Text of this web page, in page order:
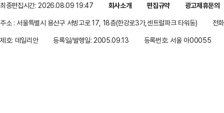
최종편집시간: 2026.08.09 19:47 회사소개 편집규약
광고제휴문의
주소 : 서울특별시 용산구 서빙고로 17, 18층(한강로3가,센트럴파크 타워동)
전
제호: 데일리안
등록일/발행일: 2005.09.13 등록번호: 서울 아00055